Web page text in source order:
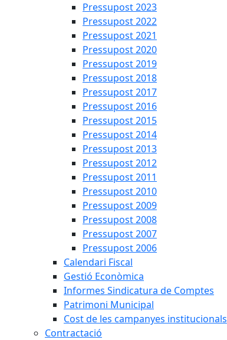
Pressupost 2023
Pressupost 2022
Pressupost 2021
Pressupost 2020
Pressupost 2019
Pressupost 2018
Pressupost 2017
Pressupost 2016
Pressupost 2015
Pressupost 2014
Pressupost 2013
Pressupost 2012
Pressupost 2011
Pressupost 2010
Pressupost 2009
Pressupost 2008
Pressupost 2007
Pressupost 2006
Calendari Fiscal
Gestió Econòmica
Informes Sindicatura de Comptes
Patrimoni Municipal
Cost de les campanyes institucionals
Contractació